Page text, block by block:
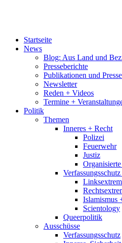
Startseite
News
Blog: Aus Land und
Presseberichte
Publikationen und
Newsletter
Reden + Videos
Termine +
Politik
Themen
Inneres + Recht
Polizei
Feuerwehr
Justiz
Islamismus
Scientology
Queerpolitik
Ausschüsse
Verfassungsschutz